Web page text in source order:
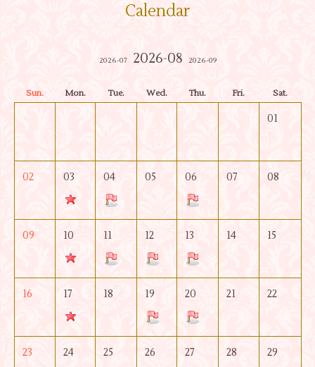
Calendar
2026-072026-08 2026-09
Sun. Mon. Tue. Wed. Thu. Fri. Sat.
01
02 03 04 05 06 07 08
09 10 11 12 13 14 15
16 17 18 19 20 21 22
23 24 25 26 27 28 29